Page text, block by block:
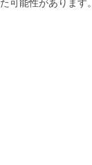
可能性があります。